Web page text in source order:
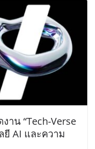
าน “Tech-Verse
ยี AI และความ